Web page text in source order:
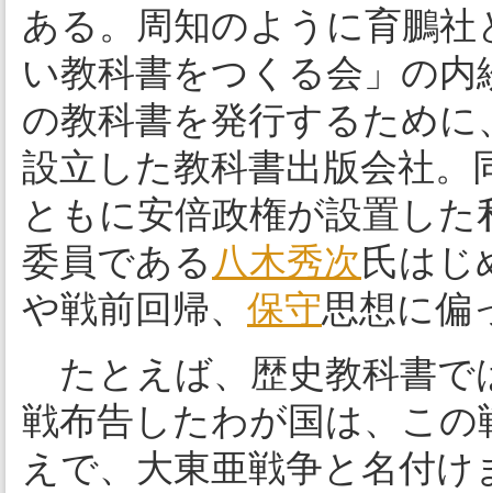
ある。周知のように育鵬社
い教科書をつくる会」の
の教科書を発行するため
設立した教科書出版会社。
ともに安倍政権が設置し
委員である 八木秀次氏はじ
や戦前回帰、 保守思想に偏
たとえば、歴史教科書で
戦布告したわが国は、こ
えで、大東亜戦争と名付